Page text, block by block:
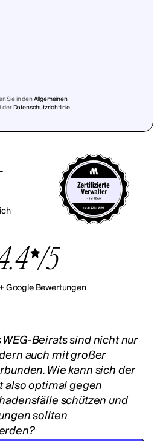
Sie in denAllgemeinen
derDatenschutzrichtlinie.
/5
Google Bewertungen
Beirats sind nicht nur
auch mit großer
Wie kann sich der
also optimal gegen
schützen und
sollten